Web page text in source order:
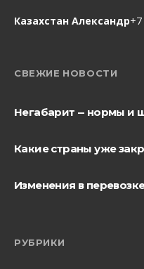
Казахстан Александр
СВЕЖИЕ НОВОСТИ
Негабарит — нормы и
Какие страны уже
Изменения в
РУБРИКИ